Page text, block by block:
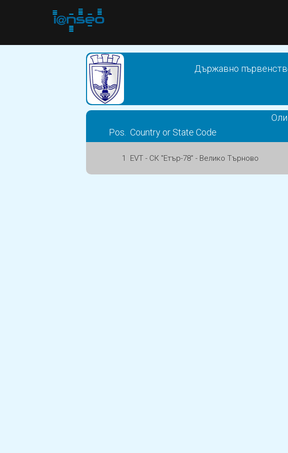
Държавно
Pos. Country or State Code
1 EVT - СК "Етър-78" - Велико Търново